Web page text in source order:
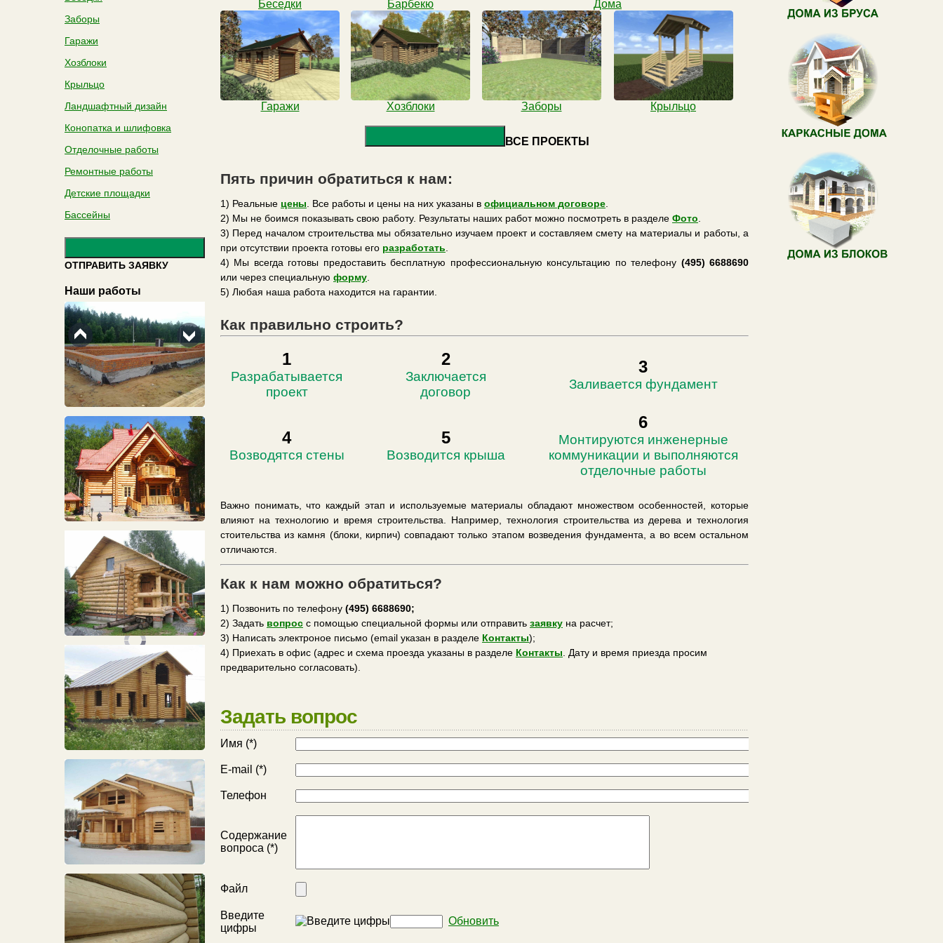
Заборы
Гаражи
Хозблоки
Крыльцо
Ландшафтный дизайн
Конопатка и шлифовка
Отделочные работы
Ремонтные работы
Детские площадки
Бассейны
ОТПРАВИТЬ ЗАЯВКУ
Наши работы
Беседки Барбекю Дома
Гаражи Хозблоки Заборы Крыльцо
ВСЕ ПРОЕКТЫ
Пять причин обратиться к нам:
1) Реальные цены . Все работы и цены на них указаны в официальном договоре
2) Мы не боимся показывать свою работу. Результаты наших работ можно посмотреть в разделе Фото
3) Перед началом строительства мы обязательно изучаем проект и составляем смету на материалы и работы, а
при отсутствии проекта готовы его разработать
4) Мы всегда готовы предоставить бесплатную профессиональную консультацию по телефону (495) 6688690
или через специальную форму
5) Любая наша работа находится на гарантии.
Как правильно строить?
1
Разрабатывается
проект
2
Заключается
договор
3
Заливается фундамент
4
Возводятся стены
5
Возводится крыша
6
Монтируются инженерные
коммуникации и выполняются
отделочные работы
Важно понимать, что каждый этап и используемые материалы обладают множеством особенностей, которые
влияют на технологию и время строительства. Например, технология строительства из дерева и технология
стоительства из камня (блоки, кирпич) совпадают только этапом возведения фундамента, а во всем остальном
отличаются.
Как к нам можно обратиться?
1) Позвонить по телефону (495) 6688690;
2) Задать вопрос с помощью специальной формы или отправить заявку на расчет;
3) Написать электроное письмо (email указан в разделе Контакты);
4) Приехать в офис (адрес и схема проезда указаны в разделе Контакты . Дату и время приезда просим
предварительно согласовать).
Задать вопрос
Имя (*)
E-mail (*)
Телефон
Содержание
вопроса (*)
Файл
Введите
цифры
Обновить